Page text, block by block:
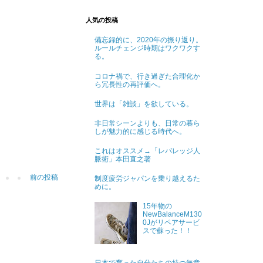
前の投稿
人気の投稿
備忘録的に、2020年の振り返り。
ルールチェンジ時期はワクワクす
る。
コロナ禍で、行き過ぎた合理化か
ら冗長性の再評価へ。
世界は「雑談」を欲している。
非日常シーンよりも、日常の暮ら
しが魅力的に感じる時代へ。
これはオススメ→「レバレッジ人
脈術」本田直之著
制度疲労ジャパンを乗り越えるた
めに。
15年物の
NewBalanceM130
0Jがリペアサービ
スで蘇った！！